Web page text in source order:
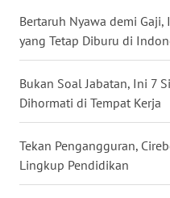
Bertaruh Nyawa demi
yang Tetap Diburu di
Bukan Soal Jabatan, Ini 7
Dihormati di Tempat Kerja
Tekan Pengangguran,
Lingkup Pendidikan
KARIR
Wahana
News
Regional
WN